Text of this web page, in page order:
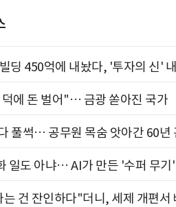
딩 450억에 내놨다, '투자의 신'
에 돈 벌어"… 금광 쏟아진 국가
풀썩… 공무원 목숨 앗아간 60년
일도 아냐… AI가 만든 '수퍼 무기'
건 잔인하다"더니, 세제 개편서